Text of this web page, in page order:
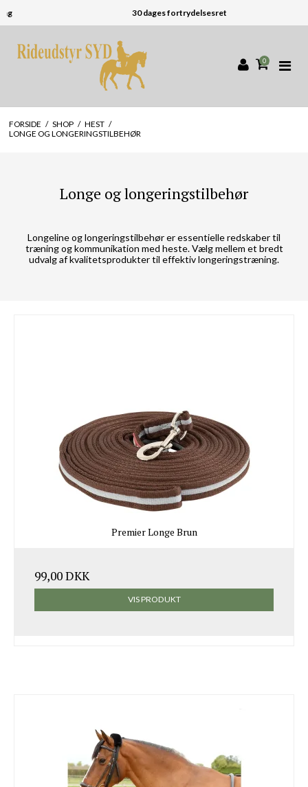
30 dages fortrydelsesret
0
FORSIDE / SHOP / HEST /
LONGE OG LONGERINGSTILBEHØR
Longe og longeringstilbehør
Longeline og longeringstilbehør er essentielle redskaber til
træning og kommunikation med heste. Vælg mellem et bredt
udvalg af kvalitetsprodukter til effektiv longeringstræning.
Premier Longe Brun
99,00 DKK
VIS PRODUKT